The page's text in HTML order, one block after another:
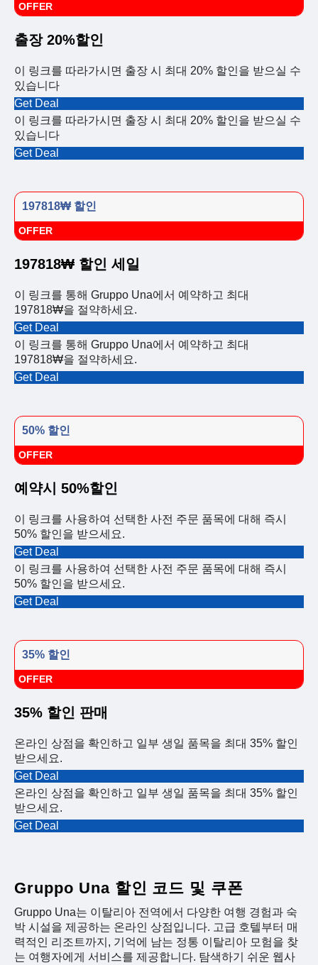
OFFER
출장 20%할인
이 링크를 따라가시면 출장 시 최대 20% 할인을 받으실 수
있습니다
Get Deal
이 링크를 따라가시면 출장 시 최대 20% 할인을 받으실 수
있습니다
Get Deal
197818₩ 할인
OFFER
197818₩ 할인 세일
이 링크를 통해 Gruppo Una에서 예약하고 최대
197818₩을 절약하세요.
Get Deal
이 링크를 통해 Gruppo Una에서 예약하고 최대
197818₩을 절약하세요.
Get Deal
50% 할인
OFFER
예약시 50%할인
이 링크를 사용하여 선택한 사전 주문 품목에 대해 즉시
50% 할인을 받으세요.
Get Deal
이 링크를 사용하여 선택한 사전 주문 품목에 대해 즉시
50% 할인을 받으세요.
Get Deal
35% 할인
OFFER
35% 할인 판매
온라인 상점을 확인하고 일부 생일 품목을 최대 35% 할인
받으세요.
Get Deal
온라인 상점을 확인하고 일부 생일 품목을 최대 35% 할인
받으세요.
Get Deal
Gruppo Una 할인 코드 및 쿠폰
Gruppo Una는 이탈리아 전역에서 다양한 여행 경험과 숙
박 시설을 제공하는 온라인 상점입니다. 고급 호텔부터 매
력적인 리조트까지, 기억에 남는 정통 이탈리아 모험을 찾
는 여행자에게 서비스를 제공합니다. 탐색하기 쉬운 웹사